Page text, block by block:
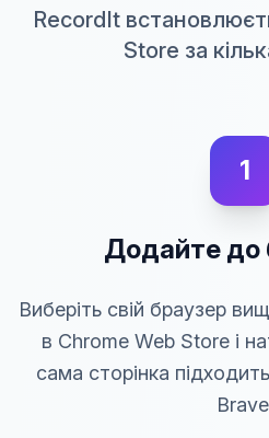
RecordIt
Store за
1
Додайте до
Виберіть свій браузер
в Chrome Web Store і
сама сторінка